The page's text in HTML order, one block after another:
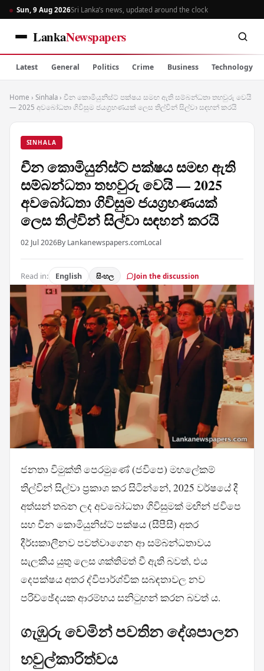
Sun, 9 Aug 2026Sri Lanka’s news, updated around the clock
LankaNewspapers
Latest General Politics Crime Business Technology
Home › Sinhala › චීන කොමියුනිස්ට් පක්ෂය සමඟ ඇති සම්බන්ධතා තහවුරු වෙයි
— 2025 අවබෝධතා ගිවිසුම ජයග්‍රහණයක් ලෙස තිල්වින් සිල්වා සඳහන් කරයි
SINHALA
චීන කොමියුනිස්ට් පක්ෂය සමඟ ඇති
සම්බන්ධතා තහවුරු වෙයි — 2025
අවබෝධතා ගිවිසුම ජයග්‍රහණයක්
ලෙස තිල්වින් සිල්වා සඳහන් කරයි
02 Jul 2026By Lankanewspapers.comLocal
Read in: English සිංහල Join the discussion
ජනතා විමුක්ති පෙරමුණේ (ජවිපෙ) මහලේකම්
තිල්වින් සිල්වා ප්‍රකාශ කර සිටින්නේ, 2025 වර්ෂයේ දී
අත්සන් තබන ලද අවබෝධතා ගිවිසුමක් මඟින් ජවිපෙ
සහ චීන කොමියුනිස්ට් පක්ෂය (සීපීසී) අතර
දීර්ඝකාලීනව පවත්වාගෙන ආ සම්බන්ධතාවය
සැලකිය යුතු ලෙස ශක්තිමත් වී ඇති බවත්, එය
දෙපක්ෂය අතර ද්විපාර්ශ්වික සබඳතාවල නව
පරිච්ඡේදයක ආරම්භය සනිටුහන් කරන බවත් ය.
ගැඹුරු වෙමින් පවතින දේශපාලන
හවුල්කාරිත්වය